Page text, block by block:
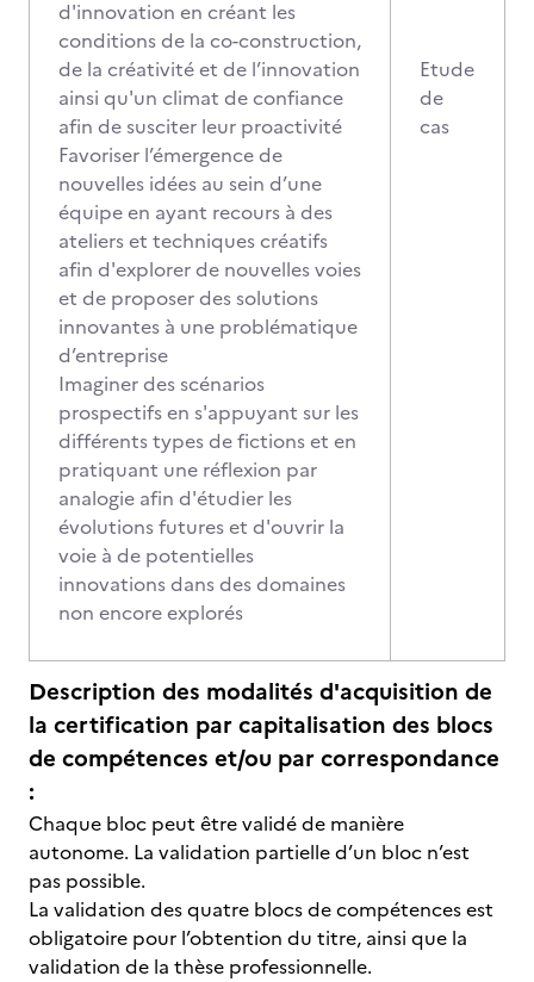
d'innovation en créant les
conditions de la co-construction,
de la créativité et de l’innovation
ainsi qu'un climat de confiance
afin de susciter leur proactivité
Favoriser l’émergence de
nouvelles idées au sein d’une
équipe en ayant recours à des
ateliers et techniques créatifs
afin d'explorer de nouvelles voies
et de proposer des solutions
innovantes à une problématique
d’entreprise
Imaginer des scénarios
prospectifs en s'appuyant sur les
différents types de fictions et en
pratiquant une réflexion par
analogie afin d'étudier les
évolutions futures et d'ouvrir la
voie à de potentielles
innovations dans des domaines
non encore explorés
Etude
de
cas
Description des modalités d'acquisition de
la certification par capitalisation des blocs
de compétences et/ou par correspondance
:
Chaque bloc peut être validé de manière
autonome. La validation partielle d’un bloc n’est
pas possible.
La validation des quatre blocs de compétences est
obligatoire pour l’obtention du titre, ainsi que la
validation de la thèse professionnelle.